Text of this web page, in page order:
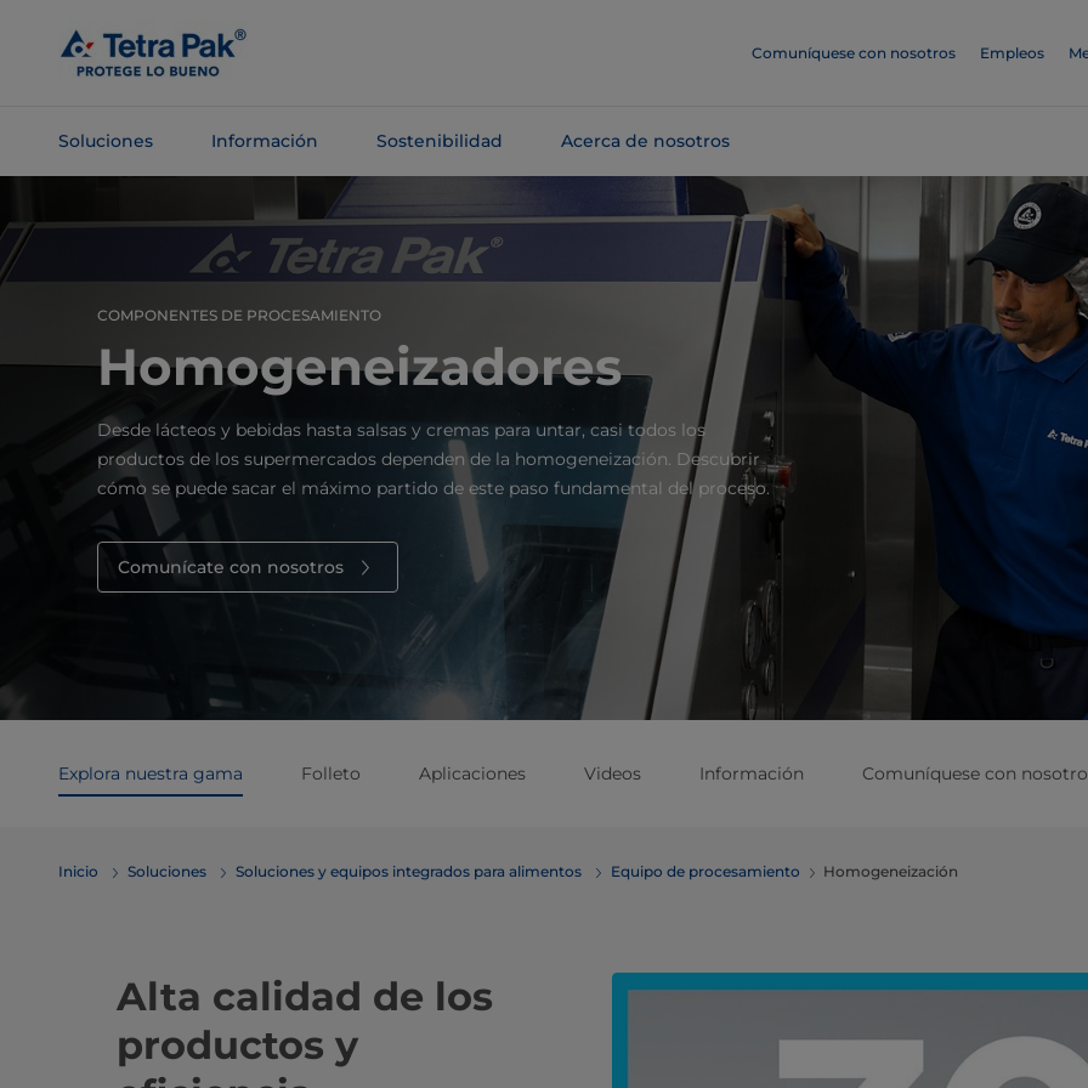
contenido
principal
Comuníquese con nosotros Empleos
Soluciones Información Sostenibilidad Acerca de nosotros
navegación
COMPONENTES DE PROCESAMIENTO
Homogeneizadores
Desde lácteos y bebidas hasta salsas y cremas para untar, casi todos los
productos de los supermercados dependen de la homogeneización. Descubrir
cómo se puede sacar el máximo partido de este paso fundamental del proceso.
Comunícate con nosotros
Explora nuestra gama Folleto Aplicaciones Videos Información Comuníquese con
Inicio Soluciones Soluciones y equipos integrados para alimentos Equipo de procesamiento Homogeneización
Alta calidad de los
productos y